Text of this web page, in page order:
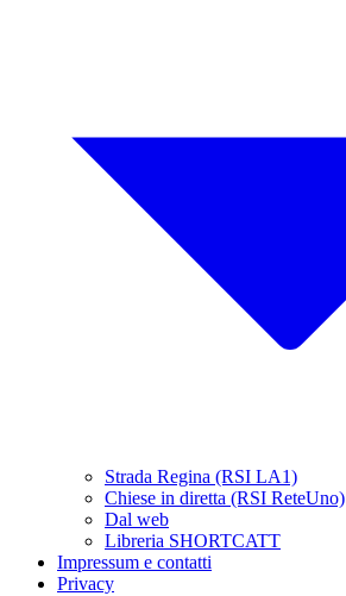
Strada Regina (RSI LA1)
Chiese in diretta (RSI ReteUno)
Dal web
Libreria SHORTCATT
Impressum e contatti
Privacy